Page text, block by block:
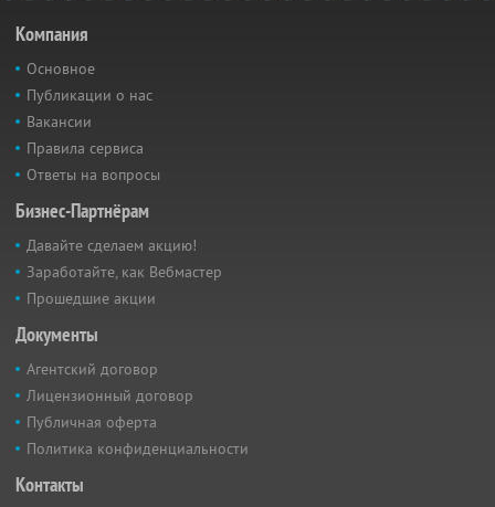
Компания
Основное
Публикации о нас
Вакансии
Правила сервиса
Ответы на вопросы
Бизнес-Партнёрам
Давайте сделаем акцию!
Заработайте, как Вебмастер
Прошедшие акции
Документы
Агентский договор
Лицензионный договор
Публичная оферта
Политика конфиденциальности
Контакты